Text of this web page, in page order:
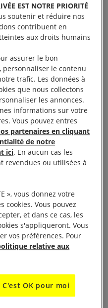
vous incite à la
des flux
du film sera
Amnesty Nord-
à 20h
Varda Grand-Rue,
52 61
EST NOTRE PRIORITÉ
soutenir et réduire nos
contribuent en
aux droits humains
assurer le bon
le contenu
trafic. Les données à
que nous collectons
les annonces.
informations sur votre
Vous pouvez entres
partenaires en cliquant
de notre
ici. En aucun cas les
revendues ou utilisées à
», vous donnez votre
cookies. Vous pouvez
et dans ce cas, les
s'appliqueront. Vous
vos préférences. Pour
relative aux
C'est OK pour moi